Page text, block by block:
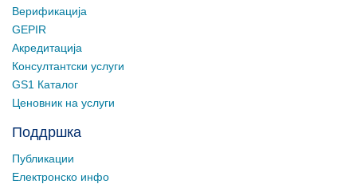
Верификација
GEPIR
Акредитација
Консултантски услуги
GS1 Каталог
Ценовник на услуги
Поддршка
Публикации
Електронско инфо